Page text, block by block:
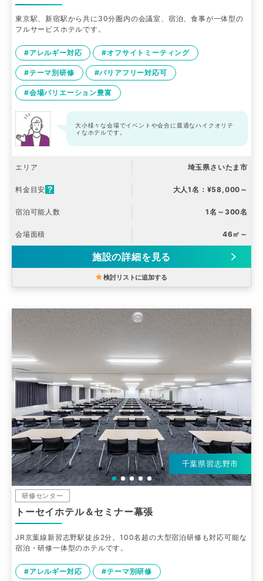
東京駅、新宿駅から共に30分圏内の会議室、宿泊、食事が一体型の
フルサービスホテルです。
#アレルギー対応 #オフサイトミーティング
#テーマ別研修 #バリアフリー対応可
#会場バリエーション豊富
大小様々な会場でイベントや会合に最適なハイクオリテ
ィなホテルです。
エリア 埼玉県さいたま市
料金目安 大人1名：¥58,000～
宿泊可能人数 1名～300名
会場面積 46㎡～
施設の詳細を見る
検討リストに追加する
千葉県習志野市
研修センター
トーセイホテル＆セミナー幕張
JR京葉線新習志野駅徒歩2分。100名超の大型宿泊研修も対応可能な
宿泊・研修一体型のホテルです。
#アレルギー対応 #テーマ別研修